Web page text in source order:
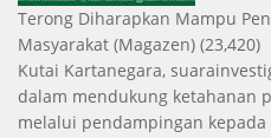
Terong Diharapkan Mampu
Masyarakat (Magazen) (23,420)
Kutai Kartanegara,
dalam mendukung ketahanan
melalui pendampingan kepada